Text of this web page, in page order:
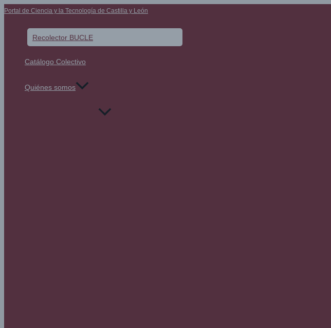
Ir
contenido
Portal de Ciencia y la Tecnología de Castilla y León
Recolector BUCLE
Catálogo Colectivo
Quiénes somos